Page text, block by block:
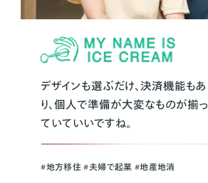
デザインも選ぶだけ、決済機能もあ
り、個人で準備が大変なものが揃っ
ていていいですね。
#地方移住 #夫婦で起業 #地産地消